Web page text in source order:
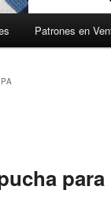
Patrones en